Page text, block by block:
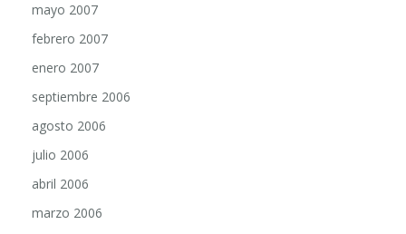
mayo 2007
febrero 2007
enero 2007
septiembre 2006
agosto 2006
julio 2006
abril 2006
marzo 2006